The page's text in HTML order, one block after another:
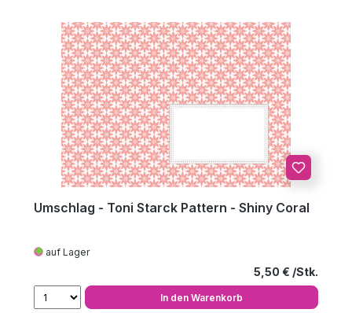
Umschlag - Toni Starck Pattern - Shiny Coral
auf Lager
Regulärer
5,50 €
In den Warenkorb